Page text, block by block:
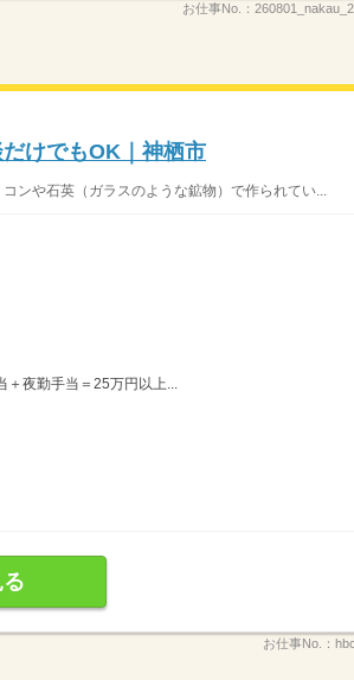
お仕事No.：
けでもOK｜神栖市
ンや石英（ガラスのような鉱物）で作られてい...
＋夜勤手当＝25万円以上...
お仕事No.：